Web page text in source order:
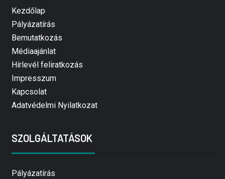
Kezdőlap
Pályázatírás
Bemutatkozás
Médiaajánlat
Hírlevél feliratkozás
Impresszum
Kapcsolat
Adatvédelmi Nyilatkozat
SZOLGÁLTATÁSOK
Pályázatírás